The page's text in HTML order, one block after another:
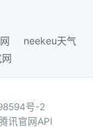
neekeu天气
号-2
讯官网API